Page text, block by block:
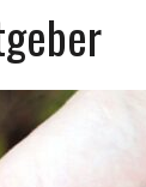
VON DATA SCIENCE BEI